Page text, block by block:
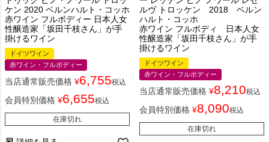
ケン 2020 ベルンハルト・コッホ
赤ワイン フルボディー 日本人女
性醸造家「坂田千枝さん」が手
掛けるワイン
ドイツワイン
赤ワイン・フルボディー
当店通常販売価格 ¥6,755税込
会員特別価格 ¥6,655税込
在庫切れ
ルヴ トロッケン 2018 ベルン
ハルト・コッホ
赤ワイン フルボディ 日本人女
性醸造家「坂田千枝さん」が手
掛けるワイン
ドイツワイン
赤ワイン・フルボディー
当店通常販売価格 ¥8,210税込
会員特別価格 ¥8,090税込
在庫切れ